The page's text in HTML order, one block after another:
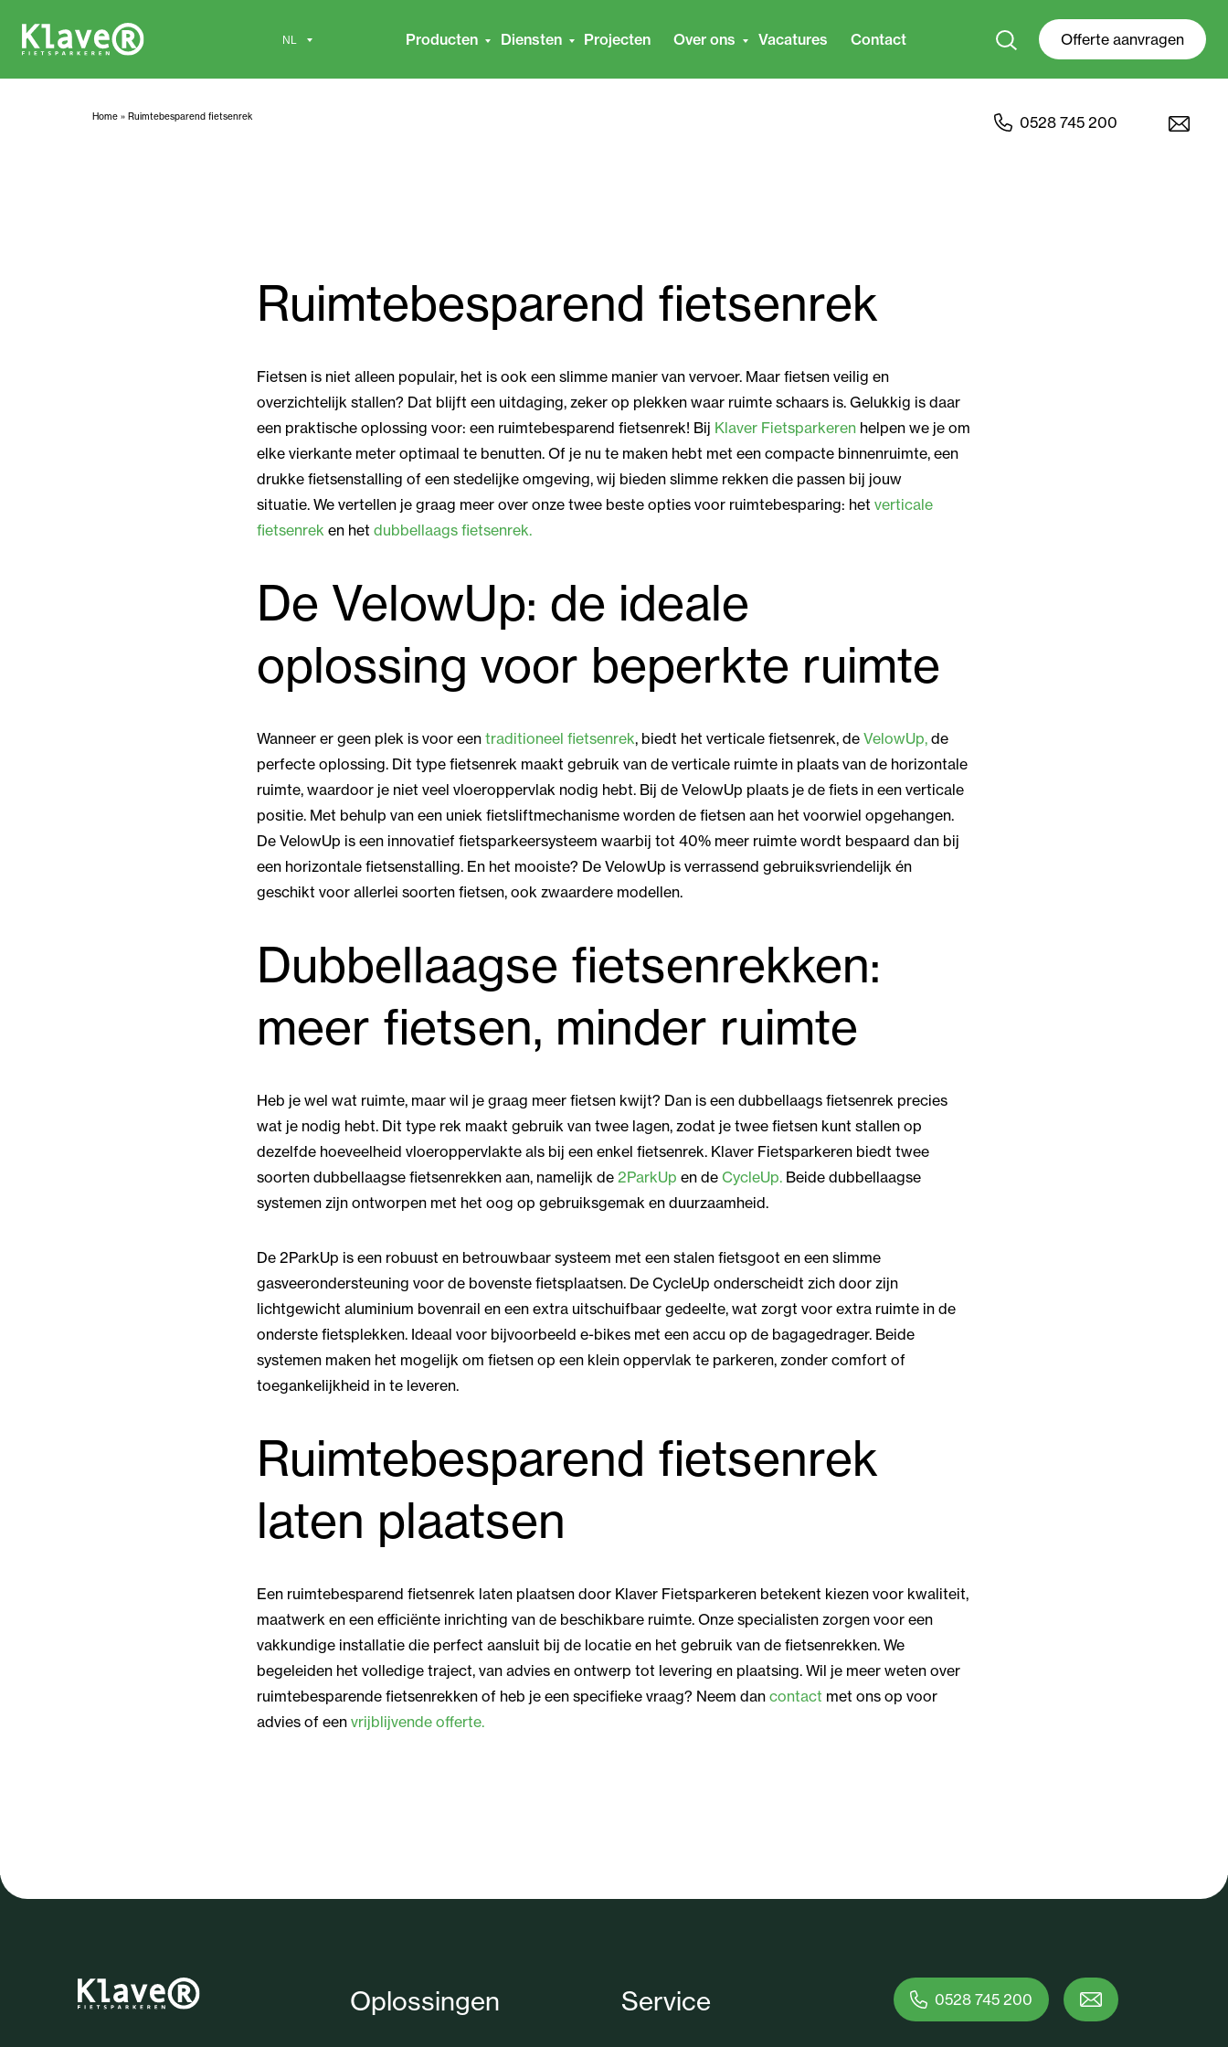
Producten Diensten Projecten Over ons Vacatures Contact Offerte aanvragen
Home » Ruimtebesparend fietsenrek 0528 745 200
Ruimtebesparend fietsenrek
Fietsen is niet alleen populair, het is ook een slimme manier van vervoer. Maar fietsen veilig en
overzichtelijk stallen? Dat blijft een uitdaging, zeker op plekken waar ruimte schaars is. Gelukkig is daar
een praktische oplossing voor: een ruimtebesparend fietsenrek! Bij Klaver Fietsparkerenhelpen we je om
elke vierkante meter optimaal te benutten. Of je nu te maken hebt met een compacte binnenruimte, een
drukke fietsenstalling of een stedelijke omgeving, wij bieden slimme rekken die passen bij jouw
situatie. We vertellen je graag meer over onze twee beste opties voor ruimtebesparing: het verticale
fietsenreken het dubbellaags fietsenrek.
De VelowUp: de ideale
oplossing voor beperkte ruimte
Wanneer er geen plek is voor een traditioneel fietsenrek, biedt het verticale fietsenrek, de VelowUp,de
perfecte oplossing. Dit type fietsenrek maakt gebruik van de verticale ruimte in plaats van de horizontale
ruimte, waardoor je niet veel vloeroppervlak nodig hebt. Bij de VelowUp plaats je de fiets in een verticale
positie. Met behulp van een uniek fietsliftmechanisme worden de fietsen aan het voorwiel opgehangen.
De VelowUp is een innovatief fietsparkeersysteem waarbij tot 40% meer ruimte wordt bespaard dan bij
een horizontale fietsenstalling. En het mooiste? De VelowUp is verrassend gebruiksvriendelijk én
geschikt voor allerlei soorten fietsen, ook zwaardere modellen.
Dubbellaagse fietsenrekken:
meer fietsen, minder ruimte
Heb je wel wat ruimte, maar wil je graag meer fietsen kwijt? Dan is een dubbellaags fietsenrek precies
wat je nodig hebt. Dit type rek maakt gebruik van twee lagen, zodat je twee fietsen kunt stallen op
dezelfde hoeveelheid vloeroppervlakte als bij een enkel fietsenrek. Klaver Fietsparkeren biedt twee
soorten dubbellaagse fietsenrekken aan, namelijk de 2ParkUp en de CycleUp.Beide dubbellaagse
systemen zijn ontworpen met het oog op gebruiksgemak en duurzaamheid.
De 2ParkUp is een robuust en betrouwbaar systeem met een stalen fietsgoot en een slimme
gasveerondersteuning voor de bovenste fietsplaatsen. De CycleUp onderscheidt zich door zijn
lichtgewicht aluminium bovenrail en een extra uitschuifbaar gedeelte, wat zorgt voor extra ruimte in de
onderste fietsplekken. Ideaal voor bijvoorbeeld e-bikes met een accu op de bagagedrager. Beide
systemen maken het mogelijk om fietsen op een klein oppervlak te parkeren, zonder comfort of
toegankelijkheid in te leveren.
Ruimtebesparend fietsenrek
laten plaatsen
Een ruimtebesparend fietsenrek laten plaatsen door Klaver Fietsparkeren betekent kiezen voor kwaliteit,
maatwerk en een efficiënte inrichting van de beschikbare ruimte. Onze specialisten zorgen voor een
vakkundige installatie die perfect aansluit bij de locatie en het gebruik van de fietsenrekken. We
begeleiden het volledige traject, van advies en ontwerp tot levering en plaatsing. Wil je meer weten over
ruimtebesparende fietsenrekken of heb je een specifieke vraag? Neem dan contact met ons op voor
advies of een vrijblijvende offerte.
Oplossingen Service 0528 745 200